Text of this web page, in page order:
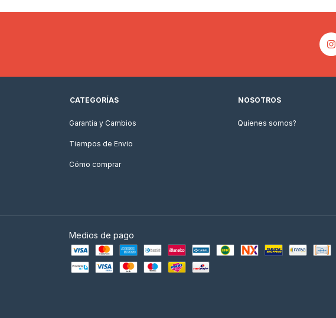
CATEGORÍAS
Garantia y Cambios
Tiempos de Envio
Cómo comprar
NOSOTROS
Quienes somos?
Medios de pago